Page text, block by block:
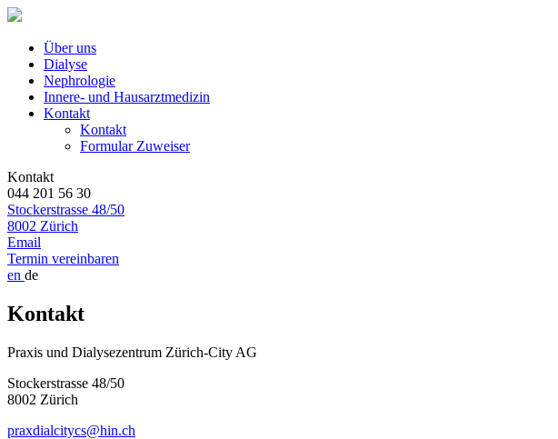
Über uns
Dialyse
Nephrologie
Innere- und Hausarztmedizin
Kontakt
Kontakt
Formular Zuweiser
Kontakt
044 201 56 30
Stockerstrasse 48/50
8002 Zürich
Email
Termin vereinbaren
en de
Kontakt
Praxis und Dialysezentrum Zürich-City AG
Stockerstrasse 48/50
8002 Zürich
praxdialcitycs@hin.ch